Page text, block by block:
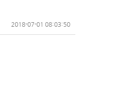
2018-07-01 08:03:50